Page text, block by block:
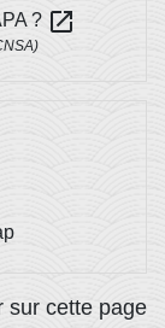
? open_in_new
sur cette page